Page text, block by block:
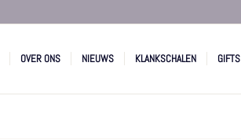
OVER ONS NIEUWS KLANKSCHALEN GIFTS